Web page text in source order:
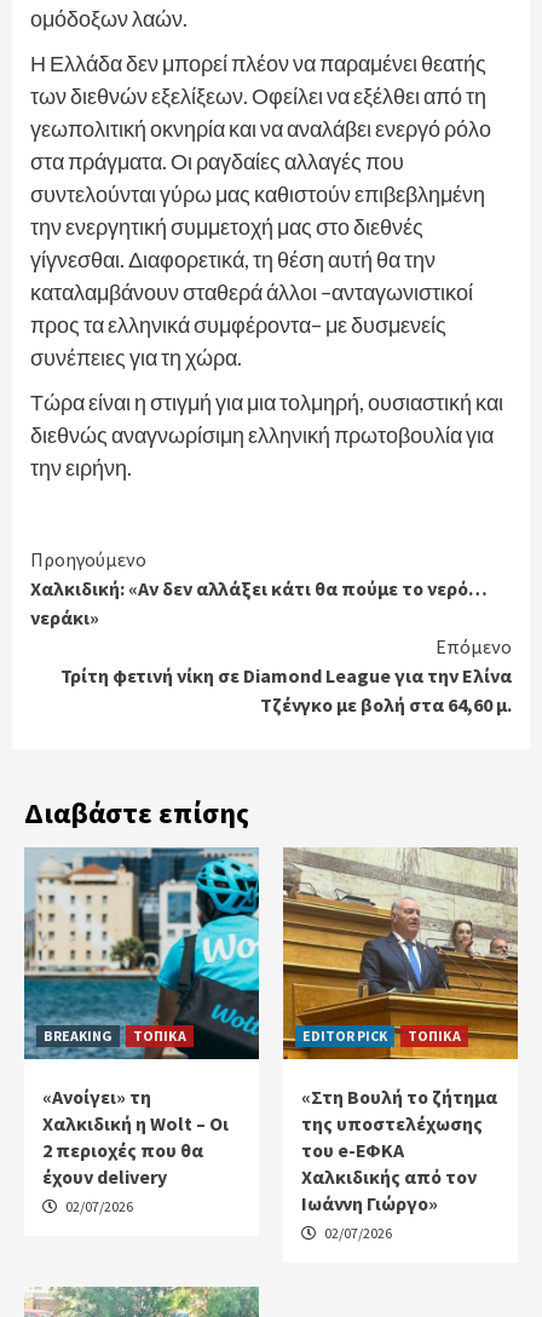
ομόδοξων λαών.
Η Ελλάδα δεν μπορεί πλέον να παραμένει θεατής
των διεθνών εξελίξεων. Οφείλει να εξέλθει από τη
γεωπολιτική οκνηρία και να αναλάβει ενεργό ρόλο
στα πράγματα. Οι ραγδαίες αλλαγές που
συντελούνται γύρω μας καθιστούν επιβεβλημένη
την ενεργητική συμμετοχή μας στο διεθνές
γίγνεσθαι. Διαφορετικά, τη θέση αυτή θα την
καταλαμβάνουν σταθερά άλλοι –ανταγωνιστικοί
προς τα ελληνικά συμφέροντα– με δυσμενείς
συνέπειες για τη χώρα.
Τώρα είναι η στιγμή για μια τολμηρή, ουσιαστική και
διεθνώς αναγνωρίσιμη ελληνική πρωτοβουλία για
την ειρήνη.
Continue
Reading
Προηγούμενο
Χαλκιδική: «Αν δεν αλλάξει κάτι θα πούμε το νερό…
νεράκι»
Επόμενο
Τρίτη φετινή νίκη σε Diamond League για την Ελίνα
Τζένγκο με βολή στα 64,60 μ.
Διαβάστε επίσης
BREAKING ΤΟΠΙΚΑ
«Ανοίγει» τη
Χαλκιδική η Wolt – Οι
2 περιοχές που θα
έχουν delivery
02/07/2026
EDITOR PICK ΤΟΠΙΚΑ
«Στη Βουλή το ζήτημα
της υποστελέχωσης
του e-ΕΦΚΑ
Χαλκιδικής από τον
Ιωάννη Γιώργο»
02/07/2026